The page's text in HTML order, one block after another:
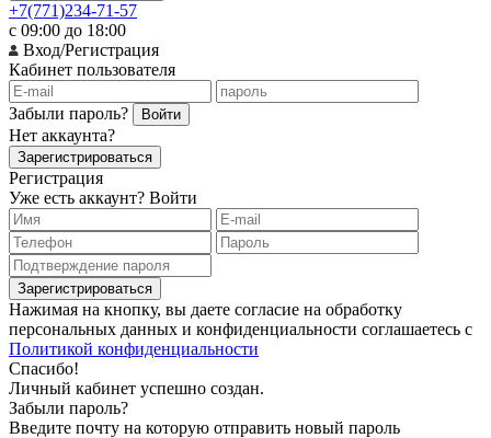
+7(771)234-71-57
с 09:00 до 18:00
Вход/Регистрация
Кабинет пользователя
Забыли пароль? Войти
Нет аккаунта?
Зарегистрироваться
Регистрация
Уже есть аккаунт? Войти
Зарегистрироваться
Нажимая на кнопку, вы даете согласие на обработку
персональных данных и конфиденциальности соглашаетесь с
Политикой конфиденциальности
Спасибо!
Личный кабинет успешно создан.
Забыли пароль?
Введите почту на которую отправить новый пароль